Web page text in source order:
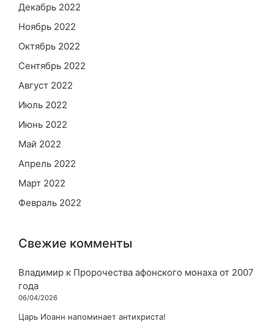
Декабрь 2022
Ноябрь 2022
Октябрь 2022
Сентябрь 2022
Август 2022
Июль 2022
Июнь 2022
Май 2022
Апрель 2022
Март 2022
Февраль 2022
Свежие комменты
Владимир к Пророчества афонского монаха от 2007
года
06/04/2026
Царь Иоанн напоминает антихриста!